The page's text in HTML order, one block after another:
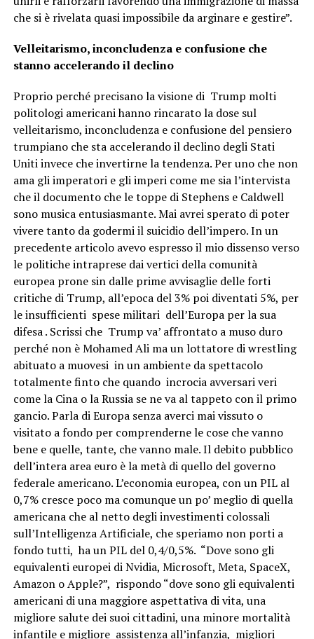
che si è rivelata quasi impossibile da arginare e gestire”.
Velleitarismo, inconcludenza e confusione che
stanno accelerando il declino
Proprio perché precisano la visione di Trump molti
politologi americani hanno rincarato la dose sul
velleitarismo, inconcludenza e confusione del pensiero
trumpiano che sta accelerando il declino degli Stati
Uniti invece che invertirne la tendenza. Per uno che non
ama gli imperatori e gli imperi come me sia l’intervista
che il documento che le toppe di Stephens e Caldwell
sono musica entusiasmante. Mai avrei sperato di poter
vivere tanto da godermi il suicidio dell’impero. In un
precedente articolo avevo espresso il mio dissenso verso
le politiche intraprese dai vertici della comunità
europea prone sin dalle prime avvisaglie delle forti
critiche di Trump, all’epoca del 3% poi diventati 5%, per
le insufficienti spese militari dell’Europa per la sua
difesa . Scrissi che Trump va’ affrontato a muso duro
perché non è Mohamed Ali ma un lottatore di wrestling
abituato a muovesi in un ambiente da spettacolo
totalmente finto che quando incrocia avversari veri
come la Cina o la Russia se ne va al tappeto con il primo
gancio. Parla di Europa senza averci mai vissuto o
visitato a fondo per comprenderne le cose che vanno
bene e quelle, tante, che vanno male. Il debito pubblico
dell’intera area euro è la metà di quello del governo
federale americano. L’economia europea, con un PIL al
0,7% cresce poco ma comunque un po’ meglio di quella
americana che al netto degli investimenti colossali
sull’Intelligenza Artificiale, che speriamo non porti a
fondo tutti, ha un PIL del 0,4/0,5%. “Dove sono gli
equivalenti europei di Nvidia, Microsoft, Meta, SpaceX,
Amazon o Apple?”, rispondo “dove sono gli equivalenti
americani di una maggiore aspettativa di vita, una
migliore salute dei suoi cittadini, una minore mortalità
infantile e migliore assistenza all’infanzia, migliori